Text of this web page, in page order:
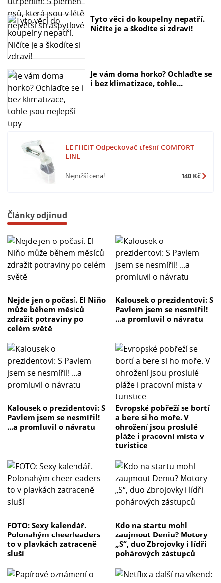
Tyto věci do koupelny nepatří.
Ničíte je a škodíte si zdraví!
Je vám doma horko? Ochlaďte se
i bez klimatizace, tohle...
LEIFHEIT Odpeckovač třešní COMFORT
LINE
Nejnižší cena! 140 Kč
Články odjinud
Nejde jen o počasí. El Niňo
může během měsíců
zdražit potraviny po
celém světě
Kalousek o prezidentovi: S
Pavlem jsem se nesmířil!
...a promluvil o návratu
Kalousek o prezidentovi: S
Pavlem jsem se nesmířil!
...a promluvil o návratu
Evropské pobřeží se bortí
a bere si ho moře. V
ohrožení jsou proslulé
pláže i pracovní místa v
turistice
FOTO: Sexy kalendář.
Polonahým cheerleaders
to v plavkách zatraceně
sluší
Kdo na startu mohl
zaujmout Deniu? Motory
„S“, duo Zbrojovky i lídři
pohárových zástupců